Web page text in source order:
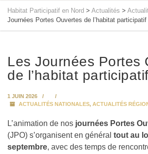
Habitat Participatif en Nord > Actualités >
Journées Portes Ouvertes de l’habitat participatif
Les Journées Portes
de l’habitat
1 JUIN 2026
ACTUALITÉS NATIONALES, ACTUALITÉS
L’animation de nos journées Portes
(JPO) s’organisent en général tout au
septembre, avec des temps de